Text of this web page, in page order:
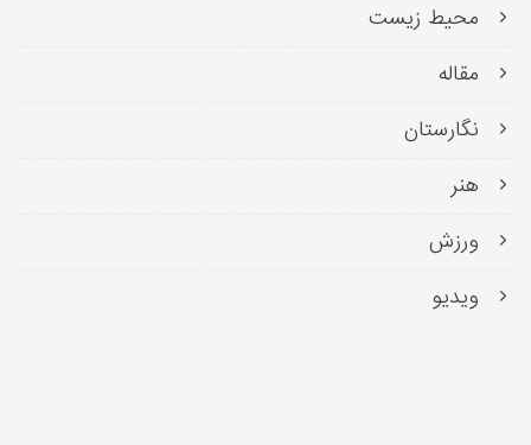
محیط زیست
مقاله
نگارستان
هنر
ورزش
ویدیو